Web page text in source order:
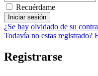
Recuérdame
Iniciar sesión
¿Se hay olvidado de su
Todavía no estas registrado?
Registrarse